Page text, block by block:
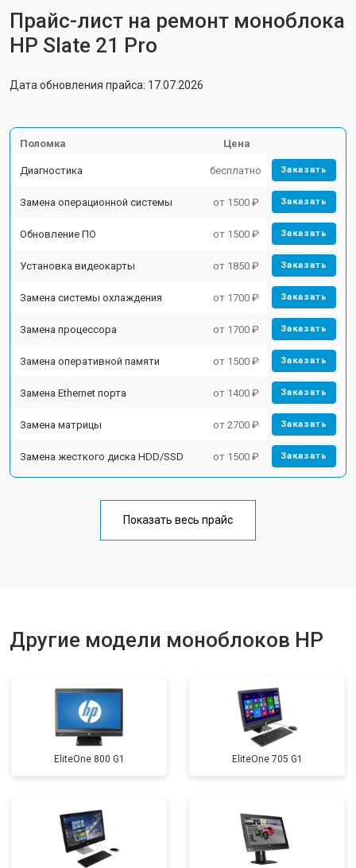
Прайс-лист на ремонт моноблока
HP Slate 21 Pro
Дата обновления прайса: 17.07.2026
Поломка Цена
Диагностика бесплатно Заказать
Замена операционной системы от 1500 ₽ Заказать
Обновление ПО от 1500 ₽ Заказать
Установка видеокарты от 1850 ₽ Заказать
Замена системы охлаждения от 1700 ₽ Заказать
Замена процессора от 1700 ₽ Заказать
Замена оперативной памяти от 1500 ₽ Заказать
Замена Ethernet порта от 1400 ₽ Заказать
Замена матрицы от 2700 ₽ Заказать
Замена жесткого диска HDD/SSD от 1500 ₽ Заказать
Показать весь прайс
Другие модели моноблоков HP
EliteOne 800 G1 EliteOne 705 G1